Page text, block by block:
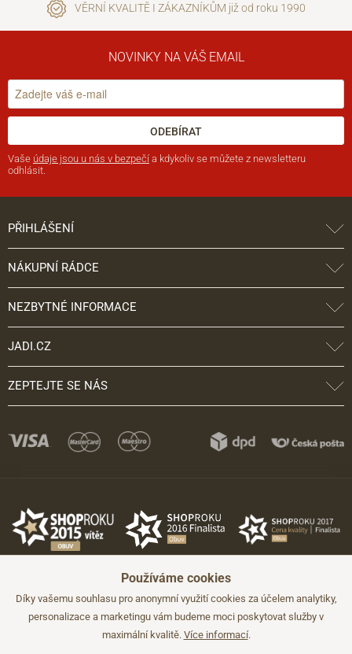
VĚRNÍ KVALITĚ I ZÁKAZNÍKŮM již od roku 1990
NOVINKY NA VÁŠ EMAIL
ODEBÍRAT
Vaše údaje jsou u nás v bezpečí a kdykoliv se můžete z newsletteru
odhlásit.
PŘIHLÁŠENÍ
NÁKUPNÍ RÁDCE
NEZBYTNÉ INFORMACE
JADI.CZ
ZEPTEJTE SE NÁS
©2026 JADI.cz. Užití materiálů bez souhlasu není možné.
Používáme cookies
Díky vašemu souhlasu pro anonymní využití cookies za účelem analytiky,
personalizace a marketingu vám budeme moci poskytovat služby v
maximální kvalitě. Více informací.